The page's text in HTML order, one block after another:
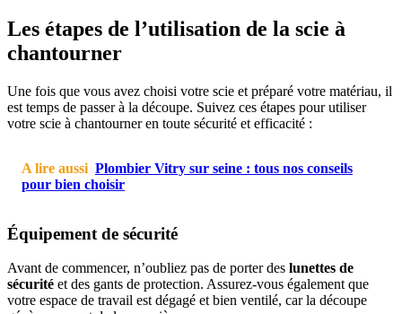
Les étapes de l’utilisation de la scie à
chantourner
Une fois que vous avez choisi votre scie et préparé votre matériau, il
est temps de passer à la découpe. Suivez ces étapes pour utiliser
votre scie à chantourner en toute sécurité et efficacité :
A lire aussi Plombier Vitry sur seine : tous nos conseils
pour bien choisir
Équipement de sécurité
Avant de commencer, n’oubliez pas de porter des lunettes de
sécurité et des gants de protection. Assurez-vous également que
votre espace de travail est dégagé et bien ventilé, car la découpe